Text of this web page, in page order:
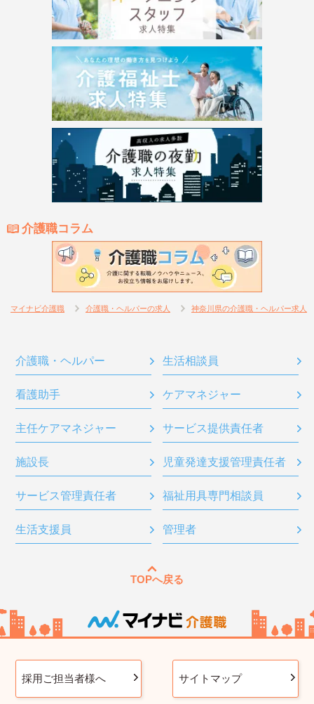
介護職コラム
マイナビ介護職 介護職・ヘルパーの求人 神奈川県の介護職・ヘルパー求人
介護職・ヘルパー 生活相談員
看護助手 ケアマネジャー
主任ケアマネジャー サービス提供責任者
施設長 児童発達支援管理責任者
サービス管理責任者 福祉用具専門相談員
生活支援員 管理者
TOPへ戻る
採用ご担当者様へ サイトマップ